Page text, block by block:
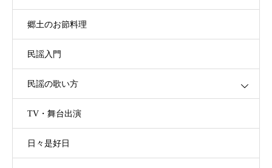
郷土のお節料理
民謡入門
民謡の歌い方
TV・舞台出演
日々是好日